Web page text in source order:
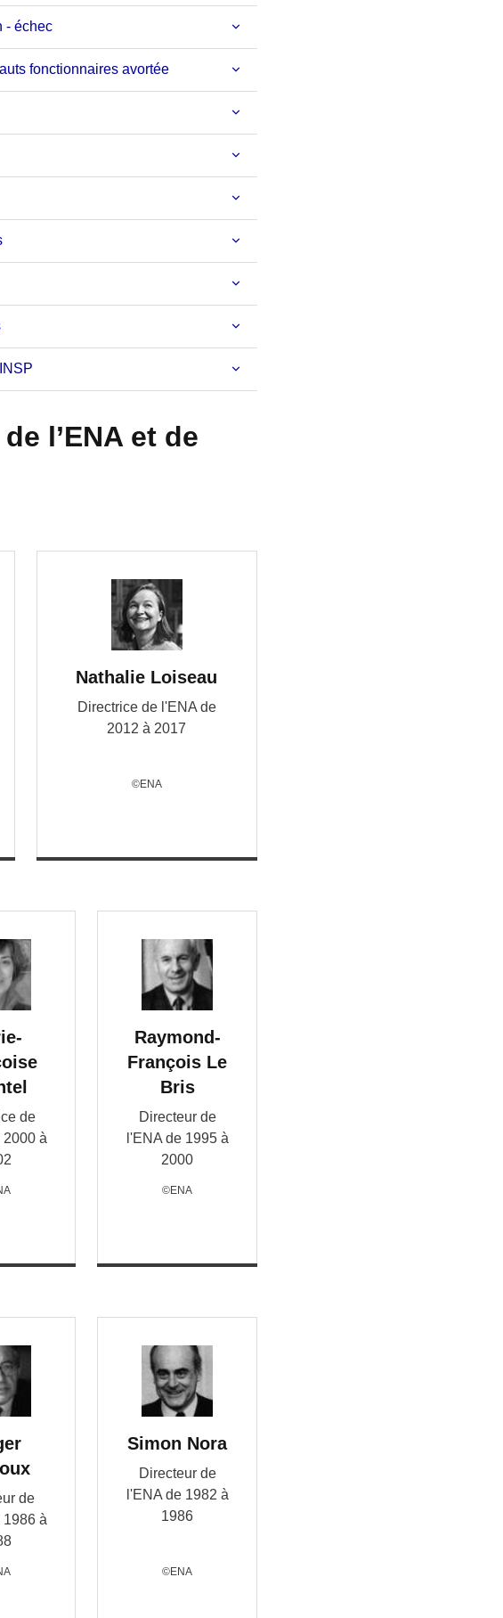
- échec
fonctionnaires avortée
l’ENA et de
Nathalie Loiseau
Directrice de l'ENA de
2012 à 2017
©ENA
de
2000 à
Raymond-
François Le
Bris
Directeur de
l'ENA de 1995 à
2000
©ENA
de
1986 à
Simon Nora
Directeur de
l'ENA de 1982 à
1986
©ENA